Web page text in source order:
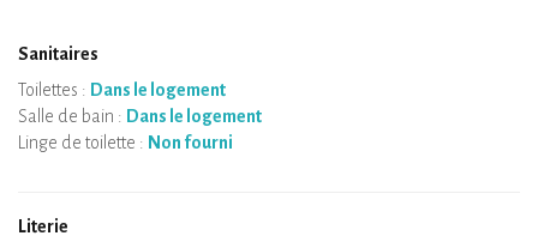
Sanitaires
Toilettes : Dans le logement
Salle de bain : Dans le logement
Linge de toilette : Non fourni
Literie